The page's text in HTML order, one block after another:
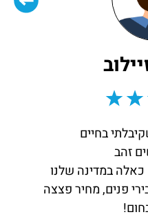
בחיים
זהב
כאלה במדינה שלנו
פנים, מחיר פצצה